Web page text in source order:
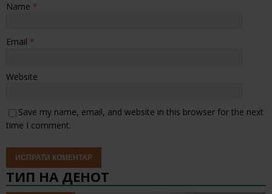
Name *
Email *
Website
Save my name, email, and website in this browser for the next
time I comment.
ТИП НА ДЕНОТ